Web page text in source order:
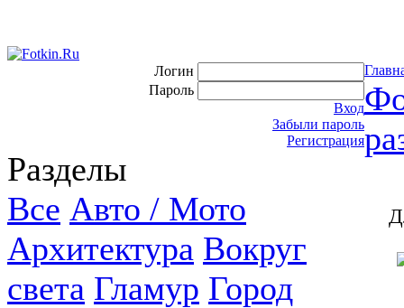
Логин
Пароль
Вход
Забыли пароль
Регистрация
Разделы
Все Авто / Мото
Архитектура Вокруг
света Гламур Город